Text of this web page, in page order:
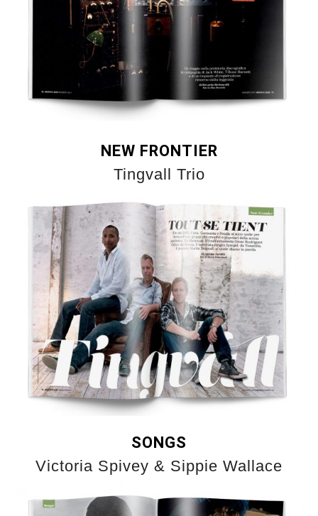
NEW FRONTIER
Tingvall Trio
SONGS
Victoria Spivey & Sippie Wallace